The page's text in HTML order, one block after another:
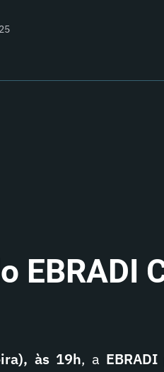
EBRADI
às 19h, a EBRADI